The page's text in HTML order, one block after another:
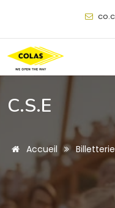
C.S.E
Accueil Billetterie